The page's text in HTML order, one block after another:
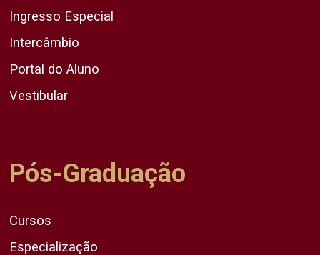
Ingresso Especial
Intercâmbio
Portal do Aluno
Vestibular
Pós-Graduação
Cursos
Especialização